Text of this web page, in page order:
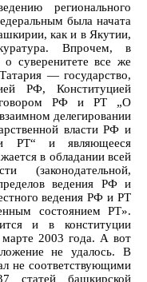
регионального
была начата
как и в Якутии,
Впрочем, в
о суверенитете все же
— государство,
РФ, Конституцией
РФ и РТ „О
делегировании
власти РФ и
РТ“ и являющееся
в обладании всей
(законодательной,
ведения РФ и
ведения РФ и РТ
состоянием РТ».
и в конституции
2003 года. А вот
не удалось. В
не соответствующими
статей башкирской